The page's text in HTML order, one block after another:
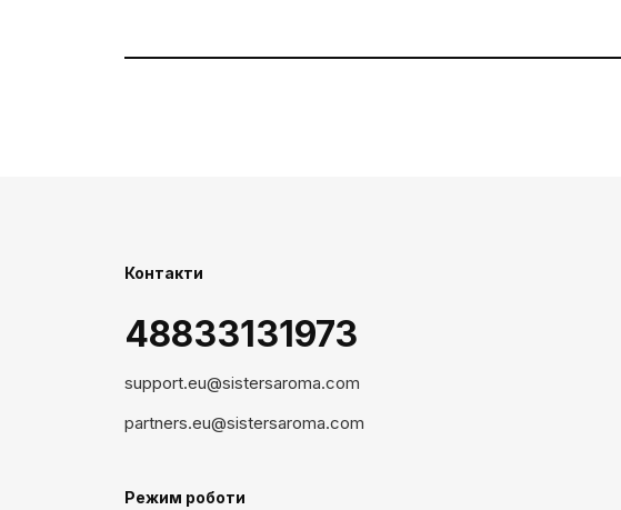
Контакти
48833131973
support.eu@sistersaroma.com
partners.eu@sistersaroma.com
Режим роботи